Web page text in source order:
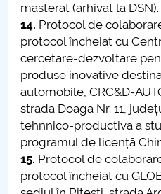
masterat (arhivat la DSN).
14. Protocol de
protocol încheiat cu
cercetare-dezvoltare
produse inovative
automobile, CRC&D-
strada Doaga Nr. 11,
tehnnico-productiva a
programul de licență
15. Protocol de
protocol încheiat cu